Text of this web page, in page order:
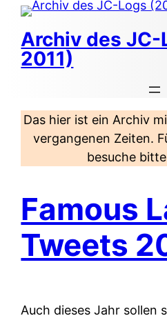
Zum
Inhalt
springen
Archiv des JC-
2011)
Das hier ist ein Archiv
vergangenen Zeiten.
besuche bitte
Famous
Tweets
Auch dieses Jahr sollen